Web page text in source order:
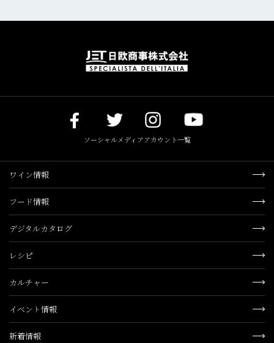
ソーシャルメディアアカウント一覧
ワイン情報
フード情報
デジタルカタログ
レシピ
カルチャー
イベント情報
新着情報